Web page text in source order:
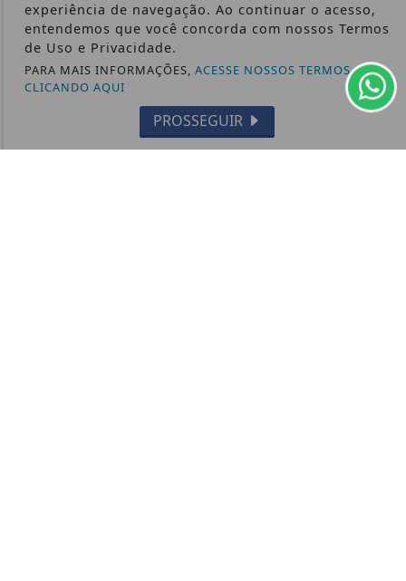
RELEMBRE
POLICIAL
GERAL
POLÍTICA
CONTOS DE DOMINGO
experiência de navegação. Ao continuar o acesso,
entendemos que você concorda com nossos Termos
de Uso e Privacidade.
PARA MAIS INFORMAÇÕES, ACESSE NOSSOS TERMOS
CLICANDO AQUI
PROSSEGUIR